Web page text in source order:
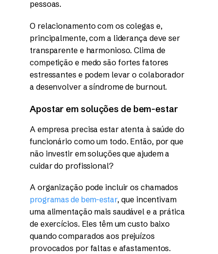
pessoas.
O relacionamento com os colegas e,
principalmente, com a liderança deve ser
transparente e harmonioso. Clima de
competição e medo são fortes fatores
estressantes e podem levar o colaborador
a desenvolver a síndrome de burnout.
Apostar em soluções de bem-estar
A empresa precisa estar atenta à saúde do
funcionário como um todo. Então, por que
não investir em soluções que ajudem a
cuidar do profissional?
A organização pode incluir os chamados
programas de bem-estar, que incentivam
uma alimentação mais saudável e a prática
de exercícios. Eles têm um custo baixo
quando comparados aos prejuízos
provocados por faltas e afastamentos.